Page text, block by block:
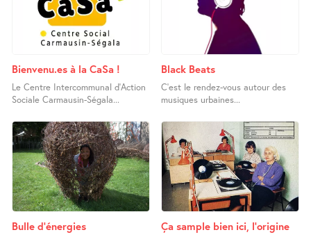
Bienvenu.es à la CaSa !
Le Centre Intercommunal d’Action
Sociale Carmausin-Ségala...
Black Beats
C’est le rendez-vous autour des
musiques urbaines...
Bulle d’énergies
Ça sample bien ici, l’origine